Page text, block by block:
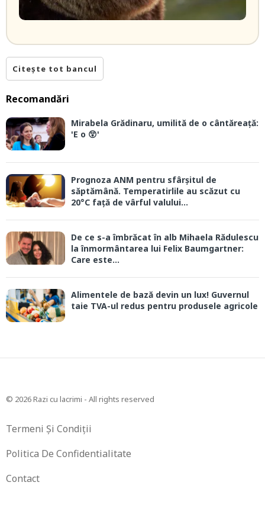
Citește tot bancul
Recomandări
Mirabela Grădinaru, umilită de o cântăreață:
'E o 😲'
Prognoza ANM pentru sfârșitul de
săptămână. Temperatirlile au scăzut cu
20°C față de vârful valului...
De ce s-a îmbrăcat în alb Mihaela Rădulescu
la înmormântarea lui Felix Baumgartner:
Care este...
Alimentele de bază devin un lux! Guvernul
taie TVA-ul redus pentru produsele agricole
© 2026 Razi cu lacrimi - All rights reserved
Termeni Și Condiții
Politica De Confidentialitate
Contact